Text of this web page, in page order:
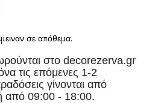
σε απόθεμα.
στο decorezerva.gr
τις επόμενες 1-2
γίνονται από
από 09:00 - 18:00.